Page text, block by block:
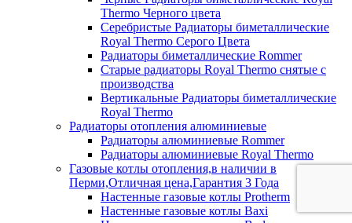
Thermo Черного цвета
Серебристые Радиаторы биметаллические
Royal Thermo Серого Цвета
Радиаторы биметаллические Rommer
Старые радиаторы Royal Thermo снятые с
производства
Вертикальные Радиаторы биметаллические
Royal Thermo
Радиаторы отопления алюминиевые
Радиаторы алюминиевые Rommer
Радиаторы алюминиевые Royal Thermo
Газовые котлы отопления,в наличии в
Перми,Отличная цена,Гарантия 3 Года
Настенные газовые котлы Protherm
Настенные газовые котлы Baxi